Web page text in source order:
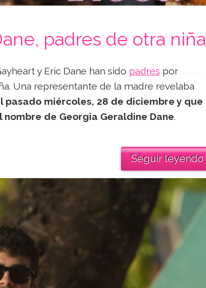
padres de otra niña
y Eric Dane han sido padres por
Una representante de la madre revelaba
pasado miércoles, 28 de diciembre y que
de Georgia Geraldine Dane.
Seguir leyendo